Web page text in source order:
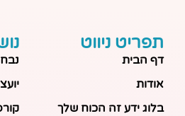
תפריט ניווט
דף הבית
אודות
בלוג ידע זה הכוח שלך